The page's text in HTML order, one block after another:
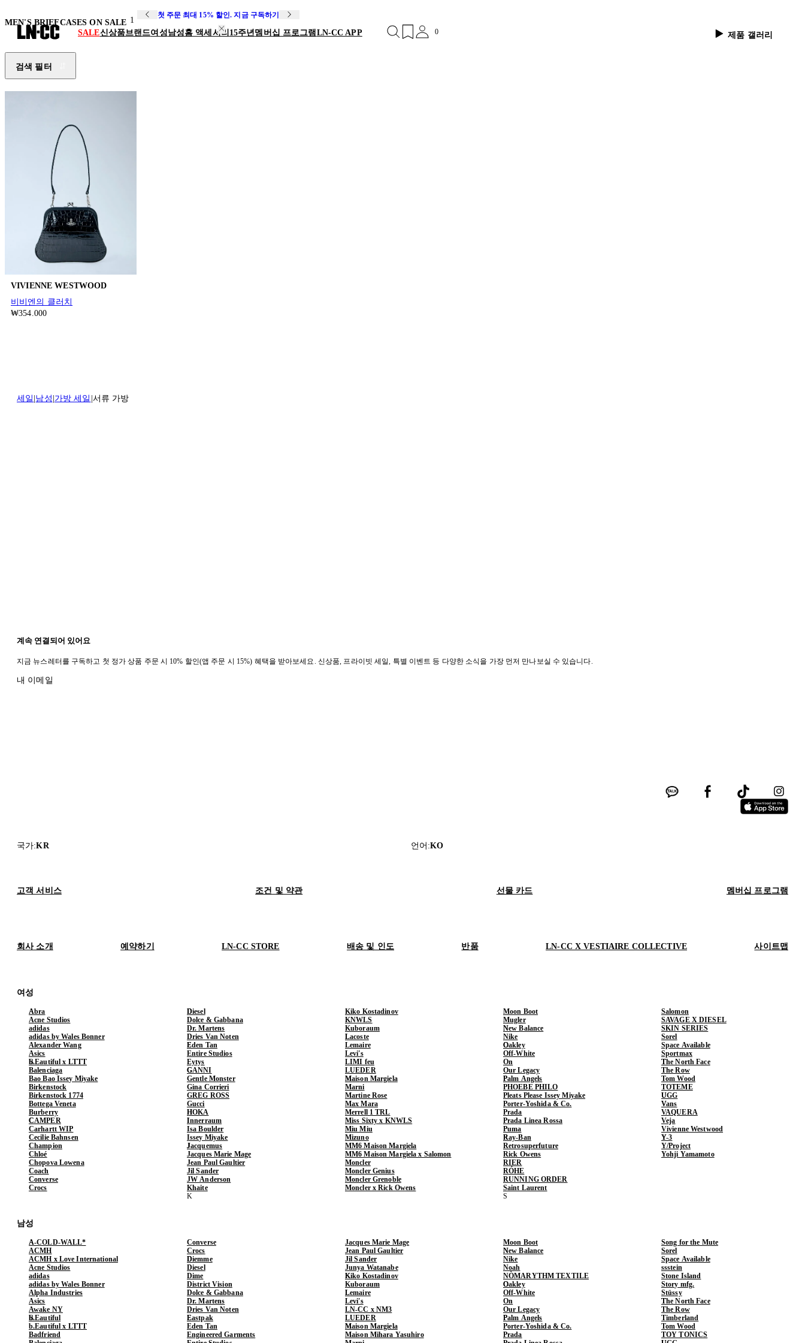
첫 주문 최대 15% 할인. 지금 구독하기
SALE신상품브랜드여성남성홈 액세서리 15주년멤버십 프로그램 LN-CC APP 0
MEN'S BRIEFCASES ON SALE 1
제품 갤러리
검색 필터
VIVIENNE WESTWOOD
비비엔의 클러치
₩354.000
세일 남성 가방 세일 서류 가방
계속 연결되어 있어요
지금 뉴스레터를 구독하고 첫 정가 상품 주문 시 10% 할인(앱 주문 시 15%) 혜택을 받아보세요. 신상품, 프라이빗 세일, 특별 이벤트 등 다양한 소식을 가장 먼저 만나보실 수 있습니다.
내 이메일
국가:KR 언어 :KO
고객 서비스 조건 및 약관 선물 카드 멤버십 프로그램
회사 소개 예약하기 LN-CC STORE 배송 및 인도 반품 LN-CC X VESTIAIRE COLLECTIVE 사이트맵
여성
Abra
Acne Studios
adidas
adidas by Wales Bonner
Alexander Wang
Asics
b.Eautiful x LTTT
Balenciaga
Bao Bao Issey Miyake
Birkenstock
Birkenstock 1774
Bottega Veneta
Burberry
CAMPER
Carhartt WIP
Cecilie Bahnsen
Champion
Chloé
Chopova Lowena
Coach
Converse
Crocs
Diesel
Dolce & Gabbana
Dr. Martens
Dries Van Noten
Eden Tan
Entire Studios
Eytys
GANNI
Gentle Monster
Gina Corrieri
GREG ROSS
Gucci
HOKA
Innerraum
Isa Boulder
Issey Miyake
Jacquemus
Jacques Marie Mage
Jean Paul Gaultier
Jil Sander
JW Anderson
Khaite
Kiko Kostadinov
KNWLS
Kuboraum
Lacoste
Lemaire
Levi's
LIMI feu
LUEDER
Maison Margiela
Marni
Martine Rose
Max Mara
Merrell 1 TRL
Miss Sixty x KNWLS
Miu Miu
Mizuno
MM6 Maison Margiela
MM6 Maison Margiela x Salomon
Moncler
Moncler Genius
Moncler Grenoble
Moncler x Rick Owens
Moon Boot
Mugler
New Balance
Nike
Oakley
Off-White
On
Our Legacy
Palm Angels
PHOEBE PHILO
Pleats Please Issey Miyake
Porter-Yoshida & Co.
Prada
Prada Linea Rossa
Puma
Ray-Ban
Retrosuperfuture
Rick Owens
RIER
RÓHE
RUNNING ORDER
Saint Laurent
Salomon
SAVAGE X DIESEL
SKIN SERIES
Sorel
Space Available
Sportmax
The North Face
The Row
Tom Wood
TOTEME
UGG
Vans
VAQUERA
Veja
Vivienne Westwood
Y-3
Y/Project
Yohji Yamamoto
남성
A-COLD-WALL*
ACMH
ACMH x Love International
Acne Studios
adidas
adidas by Wales Bonner
Alpha Industries
Asics
Awake NY
b.Eautiful
b.Eautiful x LTTT
Badfriend
Converse
Crocs
Diemme
Diesel
Dime
District Vision
Dolce & Gabbana
Dr. Martens
Dries Van Noten
Eastpak
Eden Tan
Engineered Garments
Jacques Marie Mage
Jean Paul Gaultier
Jil Sander
Junya Watanabe
Kiko Kostadinov
Kuboraum
Lemaire
Levi's
LN-CC x NM3
LUEDER
Maison Margiela
Maison Mihara Yasuhiro
Moon Boot
New Balance
Nike
Noah
NÒMARYTHM TEXTILE
Oakley
Off-White
On
Our Legacy
Palm Angels
Porter-Yoshida & Co.
Prada
Song for the Mute
Sorel
Space Available
ssstein
Stone Island
Story mfg.
Stüssy
The North Face
The Row
Timberland
Tom Wood
TOY TONICS